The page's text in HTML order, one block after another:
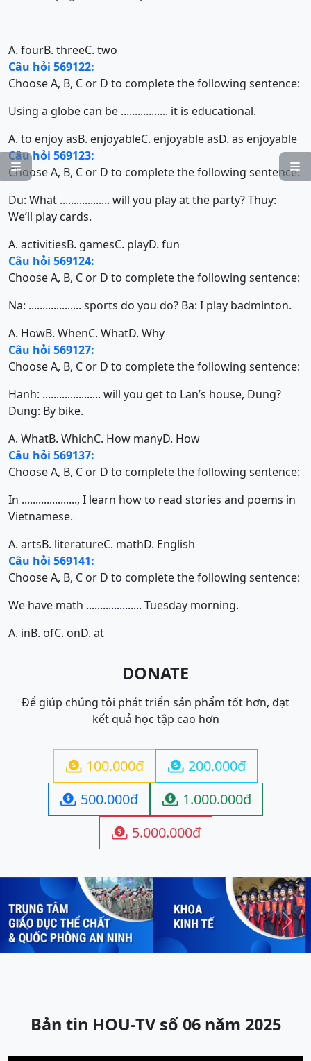


A. fourB. threeC. two
Câu hỏi 569122:
Choose A, B, C or D to complete the following sentence:
Using a globe can be ................. it is educational.
A. to enjoy asB. enjoyableC. enjoyable asD. as enjoyable
Câu hỏi 569123:
Choose A, B, C or D to complete the following sentence:
Du: What .................. will you play at the party? Thuy:
We’ll play cards.
A. activitiesB. gamesC. playD. fun
Câu hỏi 569124:
Choose A, B, C or D to complete the following sentence:
Na: ................... sports do you do? Ba: I play badminton.
A. HowB. WhenC. WhatD. Why
Câu hỏi 569127:
Choose A, B, C or D to complete the following sentence:
Hanh: ..................... will you get to Lan’s house, Dung?
Dung: By bike.
A. WhatB. WhichC. How manyD. How
Câu hỏi 569137:
Choose A, B, C or D to complete the following sentence:
In ...................., I learn how to read stories and poems in
Vietnamese.
A. artsB. literatureC. mathD. English
Câu hỏi 569141:
Choose A, B, C or D to complete the following sentence:
We have math .................... Tuesday morning.
A. inB. ofC. onD. at
DONATE
Để giúp chúng tôi phát triển sản phẩm tốt hơn, đạt
kết quả học tập cao hơn
 100.000đ  200.000đ
 500.000đ  1.000.000đ
 5.000.000đ
Previous Next
Bản tin HOU-TV số 06 năm 2025